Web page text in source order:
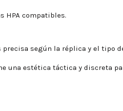
HPA compatibles.
según la réplica y el tipo
una estética táctica y discreta